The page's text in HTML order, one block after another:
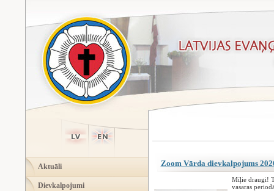
Aktuāli
Dievkalpojumi
Zoom Vārda dievkalpojums
Mīļie draugi!
vasaras